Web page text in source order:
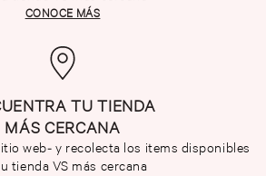
CONOCE MÁS
TU TIENDA
MÁS CERCANA
web- y recolecta los items disponibles
tienda VS más cercana